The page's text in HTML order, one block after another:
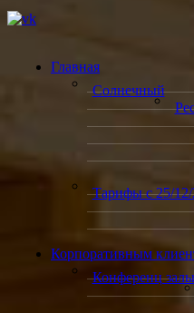
Главная
Солнечный
Тарифы с 25/
Корпоративным
Конференц залы